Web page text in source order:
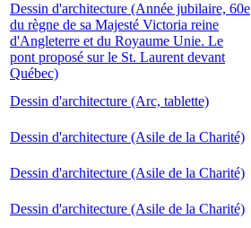
Dessin d'architecture (Année jubilaire, 60e
du règne de sa Majesté Victoria reine
d'Angleterre et du Royaume Unie. Le
pont proposé sur le St. Laurent devant
Québec)
Dessin d'architecture (Arc, tablette)
Dessin d'architecture (Asile de la Charité)
Dessin d'architecture (Asile de la Charité)
Dessin d'architecture (Asile de la Charité)